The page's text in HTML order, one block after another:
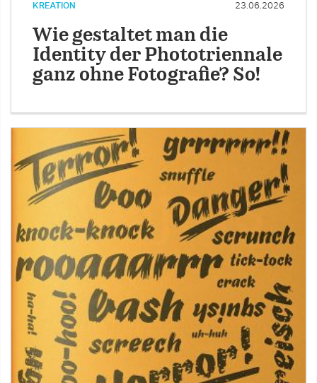
KREATION 23.06.2026
Wie gestaltet man die
Identity der Phototriennale
ganz ohne Fotografie? So!